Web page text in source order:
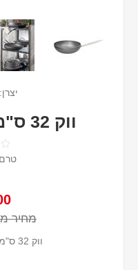
יצרן:
ווק 32 ס"מ BIG FAMILY
מחיר
ווק 32 ס"מ דגם BIG FAMILY